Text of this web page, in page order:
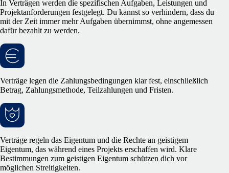
In Verträgen werden die spezifischen Aufgaben, Leistungen und
Projektanforderungen festgelegt. Du kannst so verhindern, dass du
mit der Zeit immer mehr Aufgaben übernimmst, ohne angemessen
dafür bezahlt zu werden.
Verträge legen die Zahlungsbedingungen klar fest, einschließlich
Betrag, Zahlungsmethode, Teilzahlungen und Fristen.
Verträge regeln das Eigentum und die Rechte an geistigem
Eigentum, das während eines Projekts erschaffen wird. Klare
Bestimmungen zum geistigen Eigentum schützen dich vor
möglichen Streitigkeiten.